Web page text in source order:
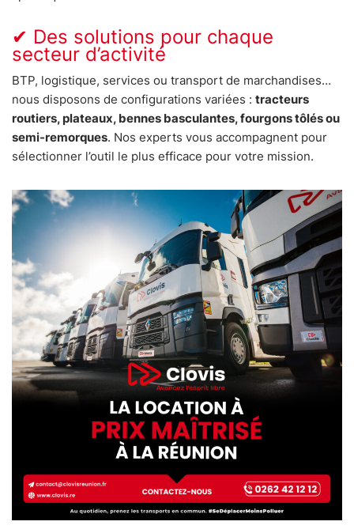
✔ Des solutions pour chaque
secteur d’activité
BTP, logistique, services ou transport de marchandises…
nous disposons de configurations variées : tracteurs
routiers, plateaux, bennes basculantes, fourgons tôlés ou
semi-remorques. Nos experts vous accompagnent pour
sélectionner l’outil le plus efficace pour votre mission.